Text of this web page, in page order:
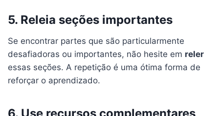
5. Releia seções importantes
Se encontrar partes que são particularmente
desafiadoras ou importantes, não hesite em reler
essas seções. A repetição é uma ótima forma de
reforçar o aprendizado.